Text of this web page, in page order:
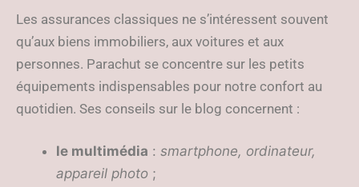
Les assurances classiques ne s’intéressent souvent
qu’aux biens immobiliers, aux voitures et aux
personnes. Parachut se concentre sur les petits
équipements indispensables pour notre confort au
quotidien. Ses conseils sur le blog concernent :
le multimédia : smartphone, ordinateur,
appareil photo ;